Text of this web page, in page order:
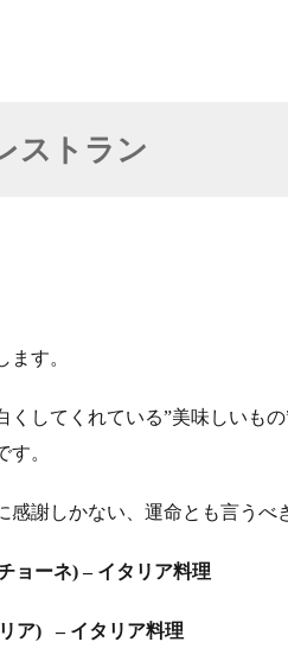
ストラン
ます。
くしてくれている”美味しいもの
。
感謝しかない、運命とも言うべ
ョーネ) – イタリア料理
ア) – イタリア料理